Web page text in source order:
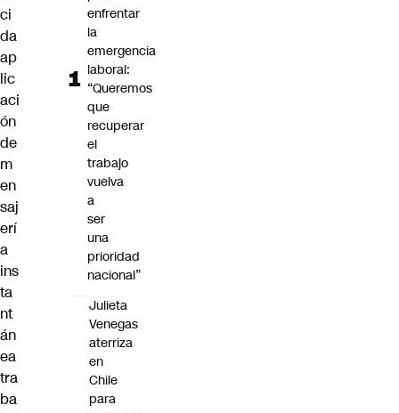
ci
da
ap
lic
aci
ón
de
m
en
saj
erí
a
ins
ta
nt
án
ea
tra
ba
enfrentar
la
emergencia
laboral:
“Queremos
que
recuperar
el
trabajo
vuelva
a
ser
una
prioridad
nacional”
Julieta
Venegas
aterriza
en
Chile
para